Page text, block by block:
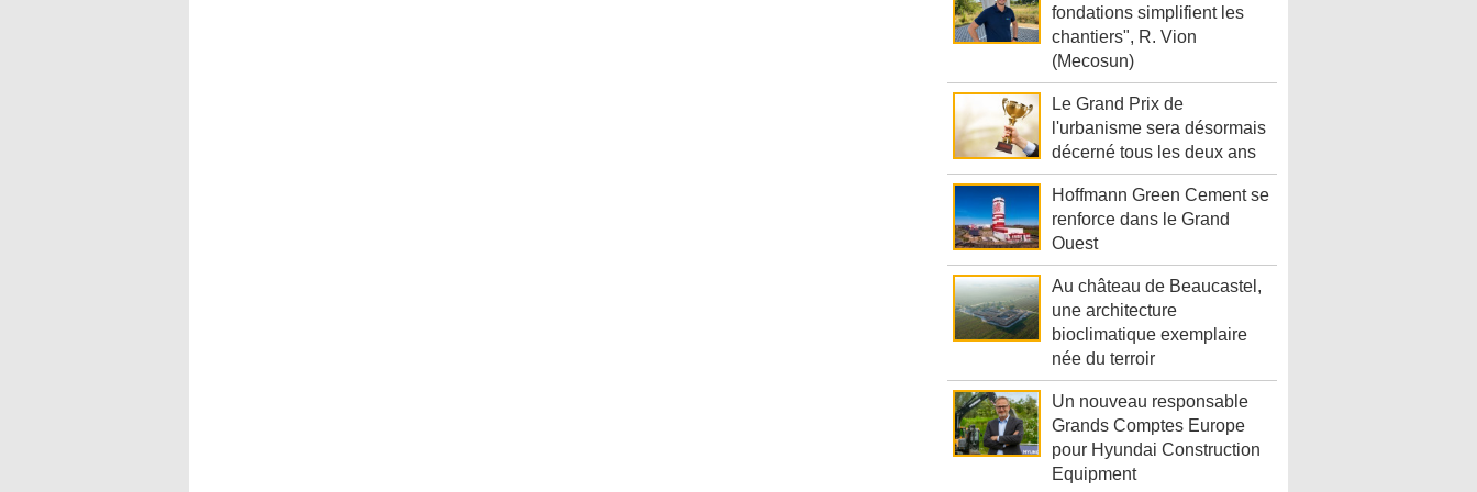
fondations simplifient les
chantiers", R. Vion
(Mecosun)
Le Grand Prix de
l'urbanisme sera désormais
décerné tous les deux ans
Hoffmann Green Cement se
renforce dans le Grand
Ouest
Au château de Beaucastel,
une architecture
bioclimatique exemplaire
née du terroir
Un nouveau responsable
Grands Comptes Europe
pour Hyundai Construction
Equipment